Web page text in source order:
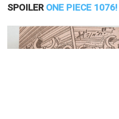
SPOILER ONE PIECE 1076!